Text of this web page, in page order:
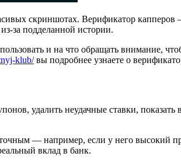
скриншотах. Верификатор
за подделанной истории.
и на что обращать внимание,
klub/вы подробнее узнаете о
удалить неудачные ставки, показать
— например, если у него высокий
вклад в банк.